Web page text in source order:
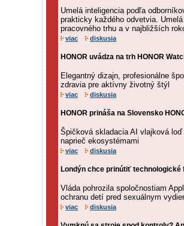
Umelá inteligencia podľa
prakticky každého odvetvia.
pracovného trhu a v najbližších
viac diskusia
HONOR uvádza na trh HONOR
Elegantný dizajn, profesionálne
zdravia pre aktívny životný štýl
viac diskusia
HONOR prináša na Slovensko
Špičková skladacia AI vlajková
naprieč ekosystémami
viac diskusia
Londýn chce prinútiť
Vláda pohrozila spoločnostiam
ochranu detí pred sexuálnym
viac diskusia